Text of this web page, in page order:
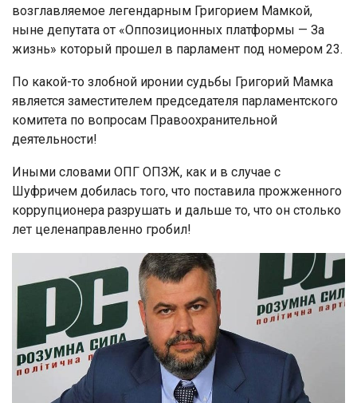
возглавляемое легендарным Григорием Мамкой,
ныне депутата от «Оппозиционных платформы — За
жизнь» который прошел в парламент под номером 23.
По какой-то злобной иронии судьбы Григорий Мамка
является заместителем председателя парламентского
комитета по вопросам Правоохранительной
деятельности!
Иными словами ОПГ ОПЗЖ, как и в случае с
Шуфричем добилась того, что поставила прожженного
коррупционера разрушать и дальше то, что он столько
лет целенаправленно гробил!